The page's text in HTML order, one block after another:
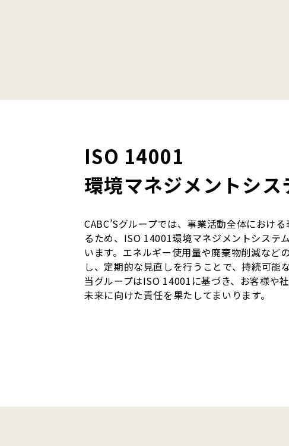
ISO 14001
環境マネジメントシス
CABC’Sグループでは、事業活動全体におけ
るため、ISO 14001環境マネジメントシステ
います。エネルギー使用量や廃棄物削減など
し、定期的な見直しを行うことで、持続可能
当グループはISO 14001に基づき、お客様や
未来に向けた責任を果たしてまいります。